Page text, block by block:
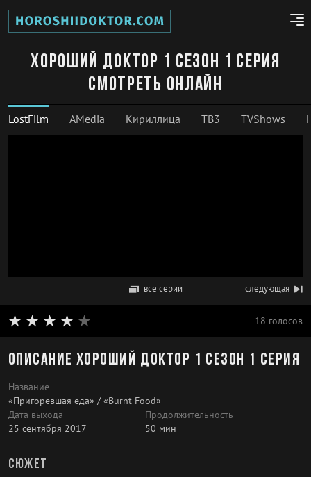
Хороший доктор 1 сезон 1 серия
смотреть онлайн
LostFilm AMedia Кириллица ТВ3 TVShows
все серии следующая
18 голосов
Описание Хороший доктор 1 сезон 1 серия
Название
«Пригоревшая еда» / «Burnt Food»
Дата выхода
25 сентября 2017
Продолжительность
50 мин
Сюжет